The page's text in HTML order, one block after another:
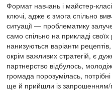
Формат навчань і майстер-
ключі, адже є змога спільно
ситуації — проблематику
само спільно на прикладі своїх
нанизуються варіанти
окрім важливих стратегій, є
партнерство відбулось,
громада порозумілась,
ще й прийшли із запрошенням/